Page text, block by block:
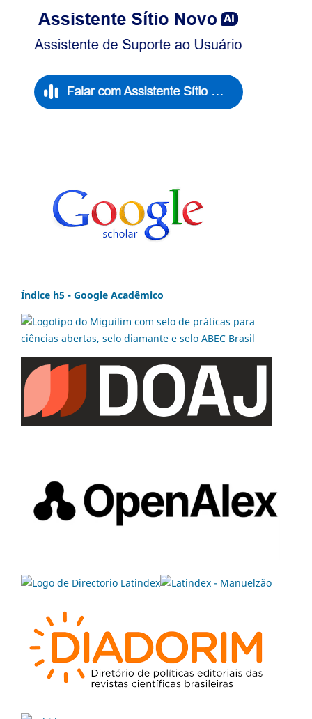
Índice h5 - Google Acadêmico